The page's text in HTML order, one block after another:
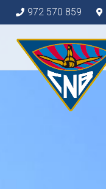
972 570 859